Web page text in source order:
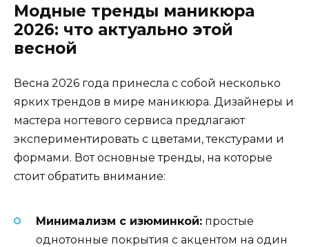
Модные тренды маникюра
2026: что актуально этой
весной
Весна 2026 года принесла с собой несколько
ярких трендов в мире маникюра. Дизайнеры и
мастера ногтевого сервиса предлагают
экспериментировать с цветами, текстурами и
формами. Вот основные тренды, на которые
стоит обратить внимание:
Минимализм с изюминкой: простые
однотонные покрытия с акцентом на один